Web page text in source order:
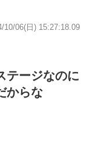
10/06(日) 15:27:18.09
テージなのに
からな